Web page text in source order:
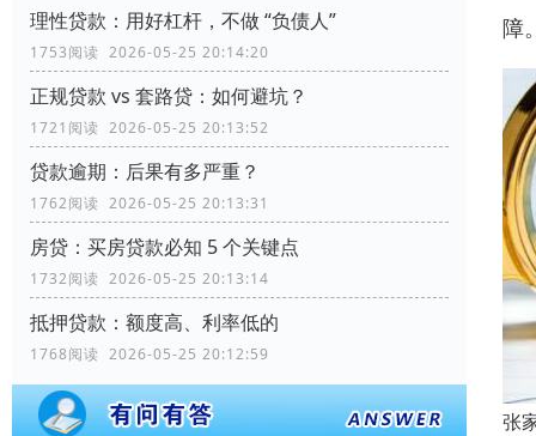
理性贷款：用好杠杆，不做 “负债人”
1753阅读 2026-05-25 20:14:20
正规贷款 vs 套路贷：如何避坑？
1721阅读 2026-05-25 20:13:52
贷款逾期：后果有多严重？
1762阅读 2026-05-25 20:13:31
房贷：买房贷款必知 5 个关键点
1732阅读 2026-05-25 20:13:14
抵押贷款：额度高、利率低的
1768阅读 2026-05-25 20:12:59
障
张